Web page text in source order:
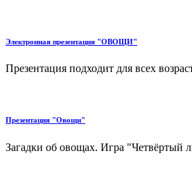
Электронная презентация "ОВОЩИ"
Презентация подходит для всех
Презентация "Овощи"
Загадки об овощах. Игра "Четвёртый